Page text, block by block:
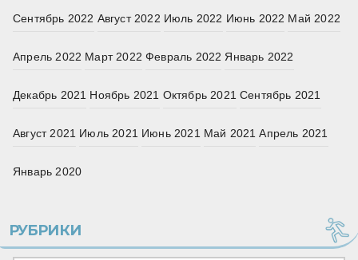
Сентябрь 2022 Август 2022 Июль 2022 Июнь 2022 Май 2022
Апрель 2022 Март 2022 Февраль 2022 Январь 2022
Декабрь 2021 Ноябрь 2021 Октябрь 2021 Сентябрь 2021
Август 2021 Июль 2021 Июнь 2021 Май 2021 Апрель 2021
Январь 2020
РУБРИКИ